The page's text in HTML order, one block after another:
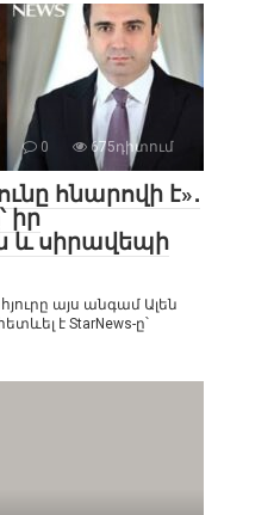
0 675դիտում
հնարովի է»․
իր
և սիրավեպի
այս անգամ Ալեն
է StarNews-ը՝